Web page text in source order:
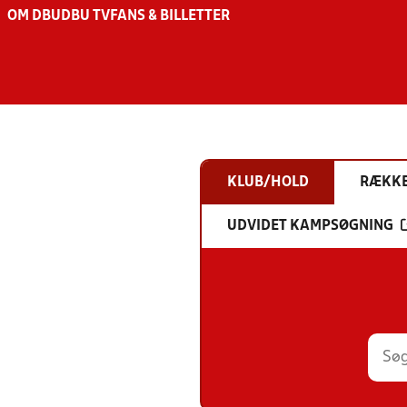
OM DBU DBU TV FANS & BILLETTER
KLUB/HOLD
UDVIDET KAMPSØGNING